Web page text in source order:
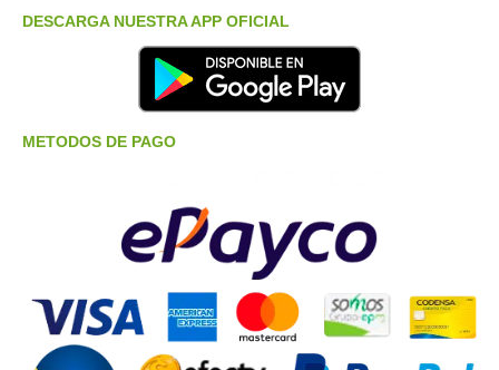
DESCARGA NUESTRA APP OFICIAL
METODOS DE PAGO